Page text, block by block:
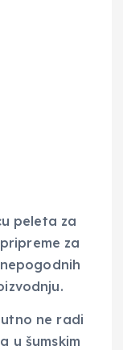
peleta za
za
ne radi
u šumskim